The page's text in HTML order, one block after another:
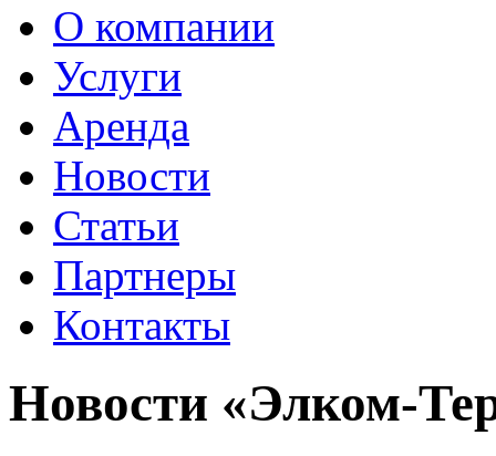
О компании
Услуги
Аренда
Новости
Статьи
Партнеры
Контакты
Новости «Элком-